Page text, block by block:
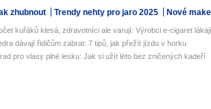
zhubnout Trendy nehty pro jaro 2025 Nové
kuřáků klesá, zdravotníci ale varují: Výrobci e-cigaret
dávají řidičům zabrat: 7 tipů, jak přežít jízdu v horku
pro vlasy plné lesku: Jak si užít léto bez zničených kadeří